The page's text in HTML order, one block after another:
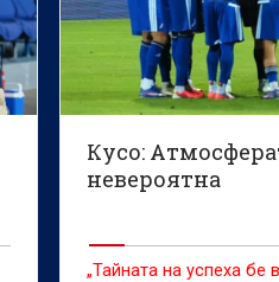
Кусо:
невероятна
„Тайната на успеха бе